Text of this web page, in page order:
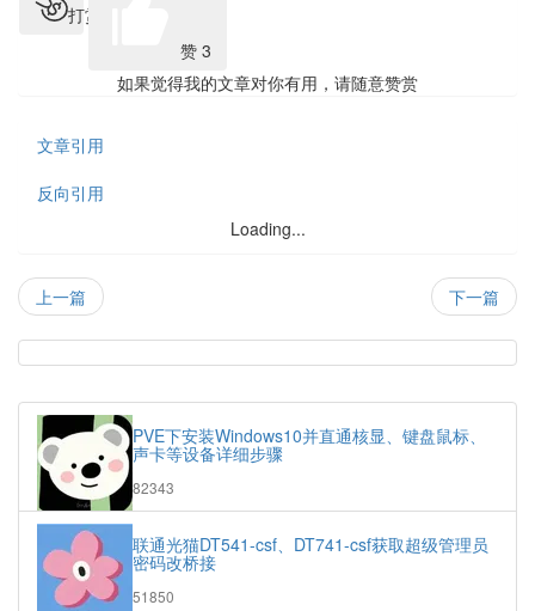
打赏
赞 3
如果觉得我的文章对你有用，请随意赞赏
文章引用
反向引用
Loading...
下一篇
上一篇
热
章
文
章
PVE下安装Windows10并直通核显、键盘鼠标、
声卡等设备详细步骤
浏
览
次
数:
82343
联通光猫DT541-csf、DT741-csf获取超级管理员
密码改桥接
浏
51850